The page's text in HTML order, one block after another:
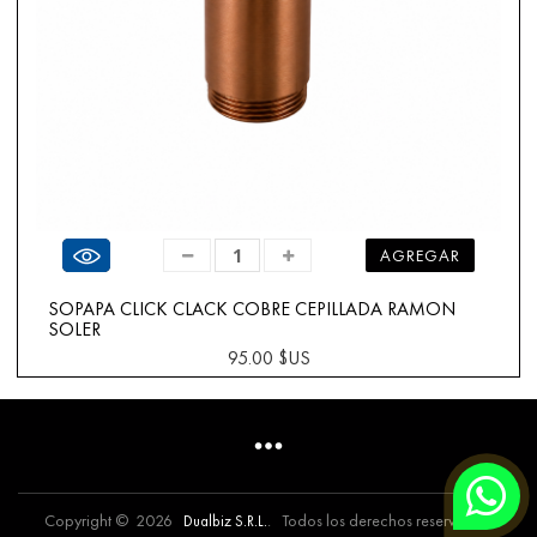
Ver producto AGREGAR
SOPAPA CLICK CLACK COBRE CEPILLADA RAMON
SOLER
95.00 $US
Copyright © 2026 Dualbiz S.R.L.. Todos los derechos reservados.